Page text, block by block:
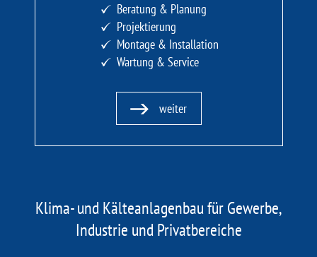
Beratung & Planung
Projektierung
Montage & Installation
Wartung & Service
weiter
Klima- und Kälteanlagenbau für Gewerbe,
Industrie und Privatbereiche